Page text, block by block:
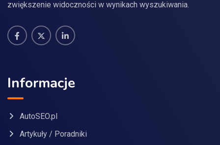
zwiększenie widoczności w wynikach wyszukiwania.
Informacje
AutoSEO.pl
Artykuły / Poradniki